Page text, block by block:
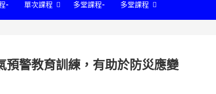
- 單次課程 多堂課程- 多堂課程
預警教育訓練，有助於防災應變